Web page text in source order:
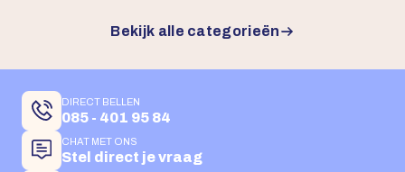
Bekijk alle categorieën
DIRECT BELLEN
085 - 401 95 84
CHAT MET ONS
Stel direct je vraag